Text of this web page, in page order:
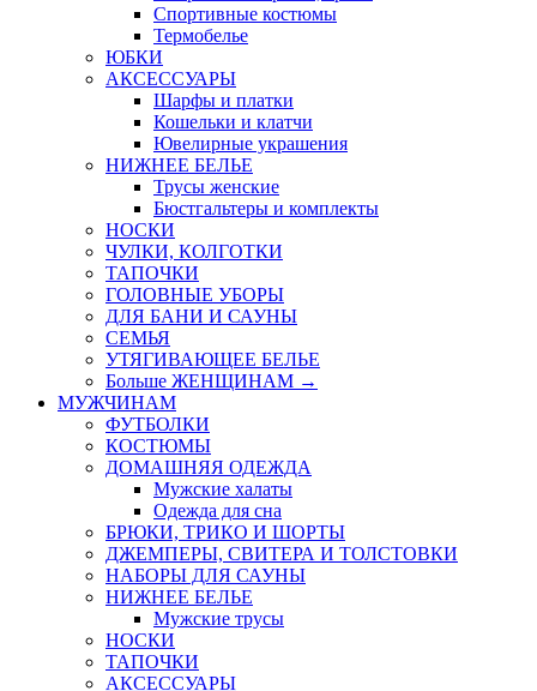
Спортивные костюмы
Термобелье
ЮБКИ
AКСЕССУАРЫ
Шарфы и платки
Кошельки и клатчи
Ювелирные украшения
НИЖНЕЕ БЕЛЬЕ
Трусы женские
Бюстгальтеры и комплекты
НОСКИ
ЧУЛКИ, КОЛГОТКИ
ТАПОЧКИ
ГОЛОВНЫЕ УБОРЫ
ДЛЯ БАНИ И САУНЫ
СЕМЬЯ
УТЯГИВАЮЩЕЕ БЕЛЬЕ
Больше ЖЕНЩИНАМ →
МУЖЧИНАМ
ФУТБОЛКИ
КОСТЮМЫ
ДОМАШНЯЯ ОДЕЖДА
Мужские халаты
Одежда для сна
БРЮКИ, ТРИКО И ШОРТЫ
ДЖЕМПЕРЫ, СВИТЕРА И ТОЛСТОВКИ
НАБОРЫ ДЛЯ САУНЫ
НИЖНЕЕ БЕЛЬЕ
Мужские трусы
НОСКИ
ТАПОЧКИ
АКСЕССУАРЫ